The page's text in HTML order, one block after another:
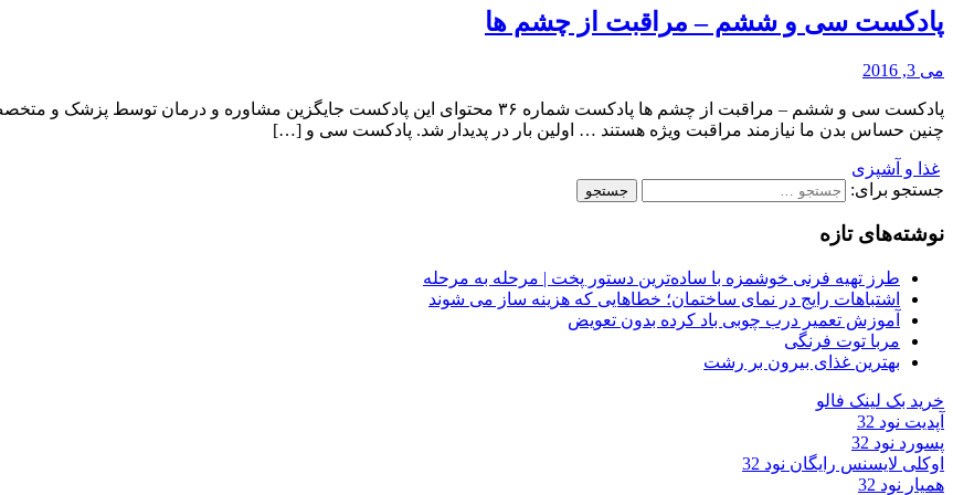
پادکست سی و ششم – مراقبت از چشم ها
می 3, 2016
پادکست سی و ششم – مراقبت از چشم ها پادکست شماره ۳۶ محتوای این پادکست جایگزین
چنین حساس بدن ما نیازمند مراقبت ویژه هستند … اولین بار در پدیدار شد. پادکست سی و […]
غذا و آشپزی
جستجو برای:
نوشته‌های تازه
طرز تهیه فرنی خوشمزه با ساده‌ترین دستور پخت | مرحله به مرحله
اشتباهات رایج در نمای ساختمان؛ خطاهایی که هزینه ساز می شوند
آموزش تعمیر درب چوبی باد کرده بدون تعویض
مربا توت فرنگی
بهترین غذای بیرون بر رشت
خرید بک لینک فالو
آپدیت نود 32
پسورد نود 32
اوکلی لایسنس رایگان نود 32
همیار نود 32